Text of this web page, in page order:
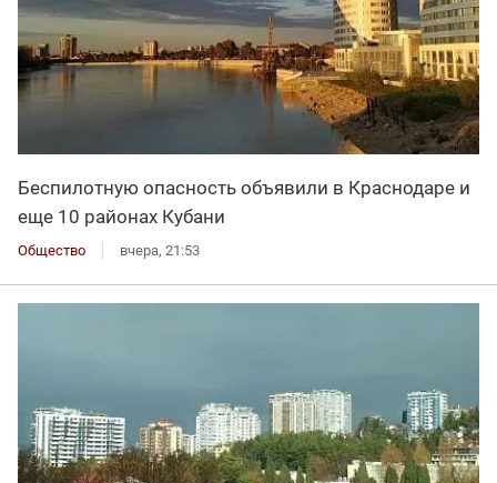
Беспилотную опасность объявили в Краснодаре и
еще 10 районах Кубани
Общество вчера, 21:53